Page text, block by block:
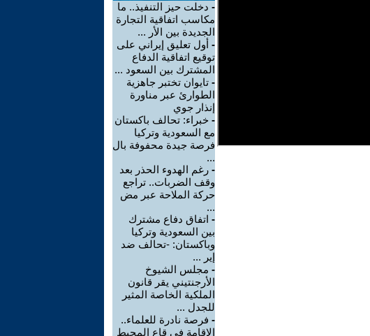
- دخلت حيز التنفيذ.. ما
مكاسب اتفاقية التجارة
الجديدة بين الأر ...
- أول تعليق إيراني على
توقيع اتفاقية الدفاع
المشترك بين السعود ...
- تايوان تختبر جاهزية
الطوارئ عبر مناورة
إنذار جوي
- خبراء: تحالف باكستان
مع السعودية وتركيا
فرصة جيدة محفوفة بال
...
- رغم الهدوء الحذر بعد
وقف الضربات.. تراجع
حركة الملاحة عبر مض
...
- اتفاق دفاع مشترك
بين السعودية وتركيا
وباكستان: -تحالف ضد
إير ...
- مجلس الشيوخ
الأرجنتيني يقر قانون
الملكية الخاصة المثير
للجدل ...
- فرصة نادرة للعلماء..
الإقامة في قاع المحيط